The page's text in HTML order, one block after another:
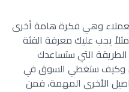
وهي فكرة هامة أخرى
يجب عليك معرفة الفئة
التي ستساعدك
وكيف ستغطي السوق في
الأخرى المهمة، فمن